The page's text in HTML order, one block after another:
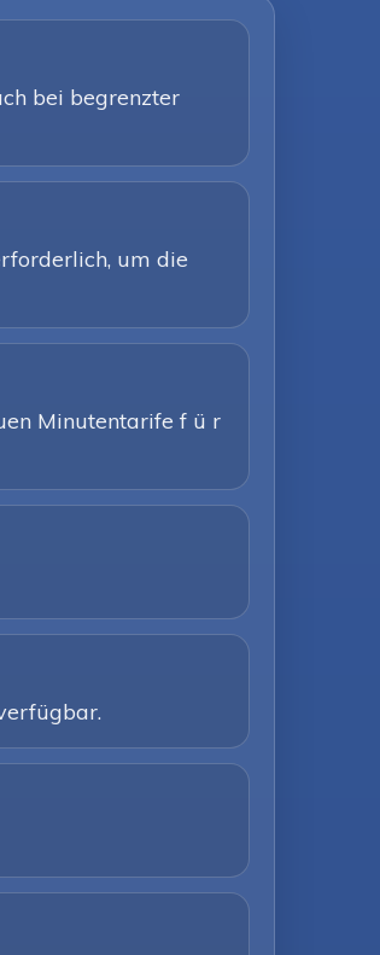
bei begrenzter
um die
Minutentarife f ü r